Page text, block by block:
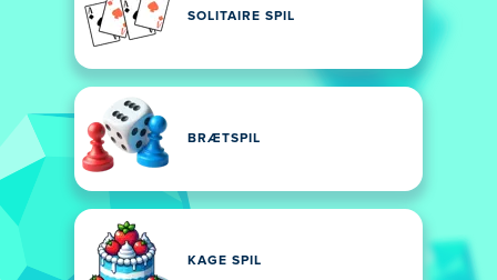
SOLITAIRE SPIL
BRÆTSPIL
KAGE SPIL